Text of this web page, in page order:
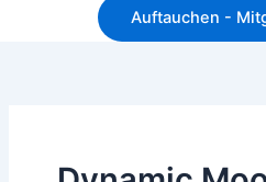
Auftauchen -